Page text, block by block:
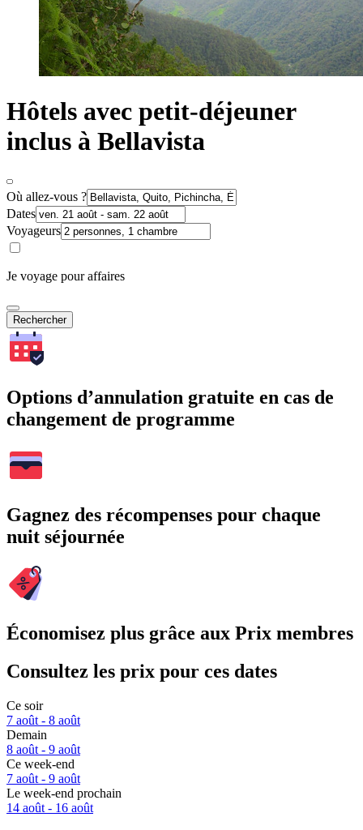
Hôtels avec petit-déjeuner
inclus à Bellavista
Où allez-vous ?
Dates
Voyageurs
Je voyage pour affaires
Rechercher
Options d’annulation gratuite en cas de
changement de programme
Gagnez des récompenses pour chaque
nuit séjournée
Économisez plus grâce aux Prix membres
Consultez les prix pour ces dates
Ce soir
7 août - 8 août
Demain
8 août - 9 août
Ce week-end
7 août - 9 août
Le week-end prochain
14 août - 16 août